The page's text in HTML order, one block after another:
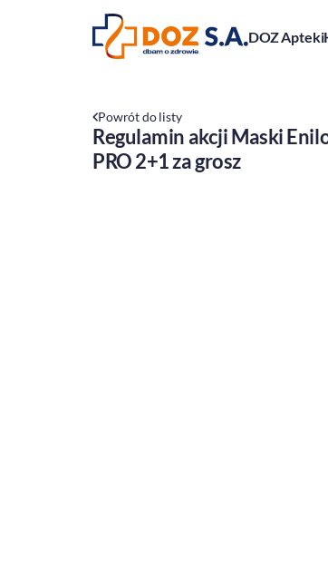
DOZ Apteki
Powrót do listy
Regulamin akcji Maski
PRO 2+1 za grosz